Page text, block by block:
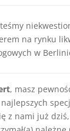
na rynku
w
, masz
z nami już